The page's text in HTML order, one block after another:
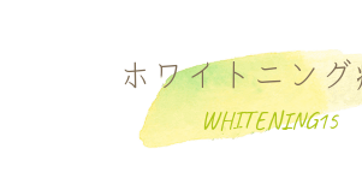
ホワイトニング
WHITENING15